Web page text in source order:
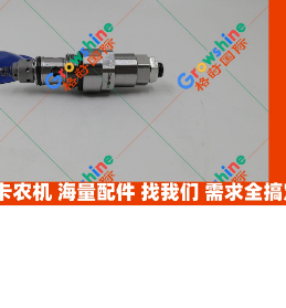
柳工 斗山